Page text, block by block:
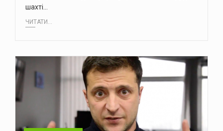
шахті…
ЧИТАТИ...